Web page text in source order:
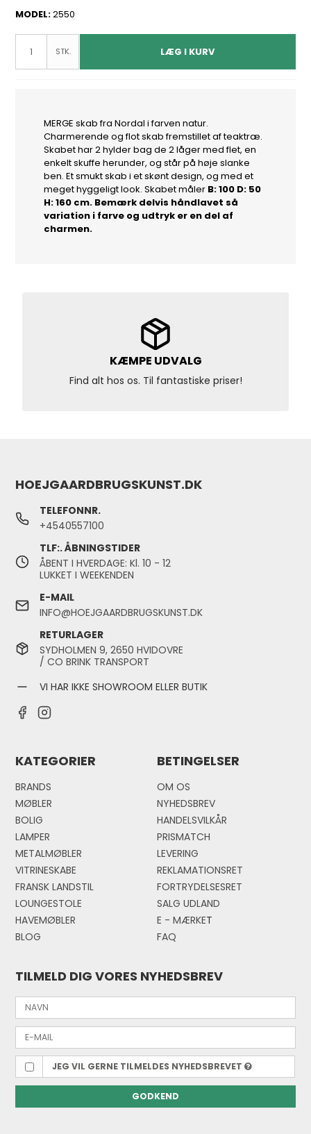
MODEL:2550
STK. LÆG I KURV
MERGE skab fra Nordal i farven natur.
Charmerende og flot skab fremstillet af teaktræ.
Skabet har 2 hylder bag de 2 låger med flet, en
enkelt skuffe herunder, og står på høje slanke
ben. Et smukt skab i et skønt design, og med et
meget hyggeligt look. Skabet måler B: 100 D: 50
H: 160 cm. Bemærk delvis håndlavet så
variation i farve og udtryk er en del af
charmen.
KÆMPE UDVALG
Find alt hos os. Til fantastiske priser!
HOEJGAARDBRUGSKUNST.DK
TELEFONNR.
+4540557100
TLF:. ÅBNINGSTIDER
ÅBENT I HVERDAGE: Kl. 10 - 12
LUKKET I WEEKENDEN
E-MAIL
INFO@HOEJGAARDBRUGSKUNST.DK
RETURLAGER
SYDHOLMEN 9, 2650 HVIDOVRE
/ CO BRINK TRANSPORT
VI HAR IKKE SHOWROOM ELLER BUTIK
KATEGORIER
BRANDS
MØBLER
BOLIG
LAMPER
METALMØBLER
VITRINESKABE
FRANSK LANDSTIL
LOUNGESTOLE
HAVEMØBLER
BLOG
BETINGELSER
OM OS
NYHEDSBREV
HANDELSVILKÅR
PRISMATCH
LEVERING
REKLAMATIONSRET
FORTRYDELSESRET
SALG UDLAND
E - MÆRKET
FAQ
TILMELD DIG VORES NYHEDSBREV
JEG VIL GERNE TILMELDES NYHEDSBREVET
GODKEND